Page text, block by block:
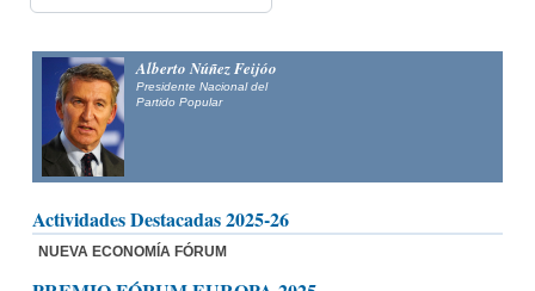
Alberto Núñez Feijóo
Presidente Nacional del
Partido Popular
Actividades Destacadas 2025-26
NUEVA ECONOMÍA FÓRUM